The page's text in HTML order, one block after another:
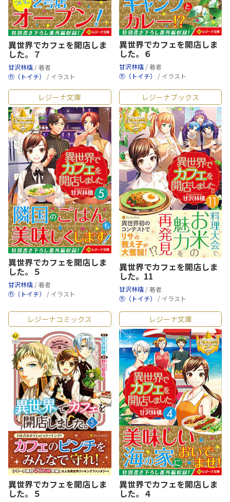
異世界でカフェを開店しま
した。７
甘沢林檎 / 著者
⑪（トイチ） / イラスト
異世界でカフェを開店しま
した。６
甘沢林檎 / 著者
⑪（トイチ） / イラスト
レジーナ文庫
異世界でカフェを開店しま
した。５
甘沢林檎 / 著者
⑪（トイチ） / イラスト
レジーナブックス
異世界でカフェを開店しま
した。11
甘沢林檎 / 著者
⑪（トイチ） / イラスト
レジーナコミックス
異世界でカフェを開店しま
した。５
レジーナ文庫
異世界でカフェを開店しま
した。４